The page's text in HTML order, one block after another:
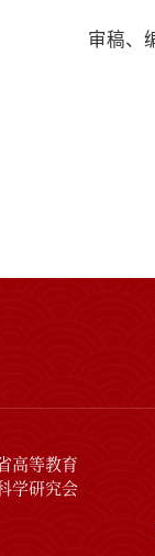
审稿、
高等教育
学研究会